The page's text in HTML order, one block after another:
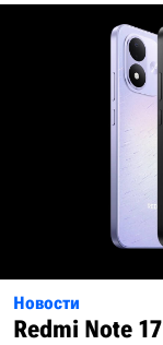
Новости
Redmi Note